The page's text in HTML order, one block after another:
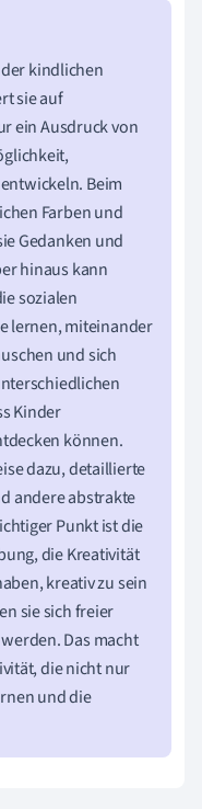
kindlichen
sie auf
ein Ausdruck von
Beim
Farben und
Gedanken und
hinaus kann
sozialen
lernen, miteinander
und sich
Kinder
können.
dazu, detaillierte
andere abstrakte
Punkt ist die
die Kreativität
kreativ zu sein
sie sich freier
Das macht
die nicht nur
und die